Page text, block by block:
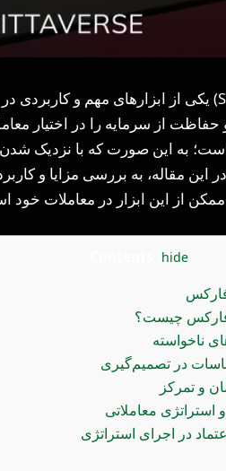
از سرمایه را در اختیار
به این صورت که با نزدیک
این مقاله، به بررسی مزایا و
از این ابزار در معاملات خود
hide]
فارکس چیست؟
ناخواسته
در تصمیم‌گیری
و تمرکز
استراتژی معاملاتی
در اجرای استراتژی